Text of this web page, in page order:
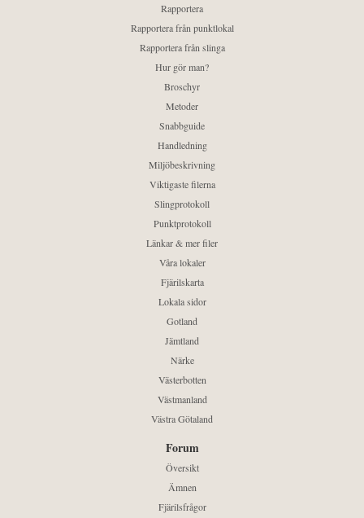
Rapportera
Rapportera från punktlokal
Rapportera från slinga
Hur gör man?
Broschyr
Metoder
Snabbguide
Handledning
Miljöbeskrivning
Viktigaste filerna
Slingprotokoll
Punktprotokoll
Länkar & mer filer
Våra lokaler
Fjärilskarta
Lokala sidor
Gotland
Jämtland
Närke
Västerbotten
Västmanland
Västra Götaland
Forum
Översikt
Ämnen
Fjärilsfrågor